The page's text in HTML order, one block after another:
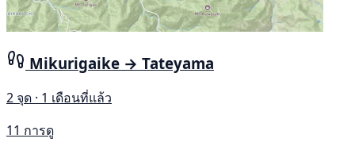
Mikurigaike → Tateyama
2 จุด · 1 เดือนที่แล้ว
11 การดู